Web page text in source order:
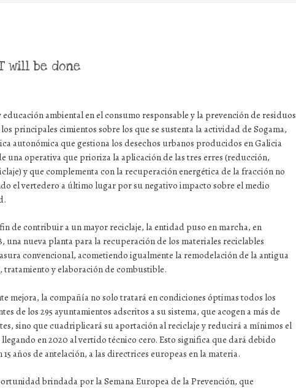
will be done
ambiental en el consumo responsable y la prevención de residuos
principales cimientos sobre los que se sustenta la actividad de Sogama,
autonómica que gestiona los desechos urbanos producidos en Galicia
una operativa que prioriza la aplicación de las tres erres (reducción,
y que complementa con la recuperación energética de la fracción no
el vertedero a último lugar por su negativo impacto sobre el medio
fin de contribuir a un mayor reciclaje, la entidad puso en marcha, en
una nueva planta para la recuperación de los materiales reciclables
convencional, acometiendo igualmente la remodelación de la antigua
tratamiento y elaboración de combustible.
mejora, la compañía no solo tratará en condiciones óptimas todos los
de los 295 ayuntamientos adscritos a su sistema, que acogen a más de
sino que cuadriplicará su aportación al reciclaje y reducirá a mínimos el
en 2020 al vertido técnico cero. Esto significa que dará debido
años de antelación, a las directrices europeas en la materia.
brindada por la Semana Europea de la Prevención, que